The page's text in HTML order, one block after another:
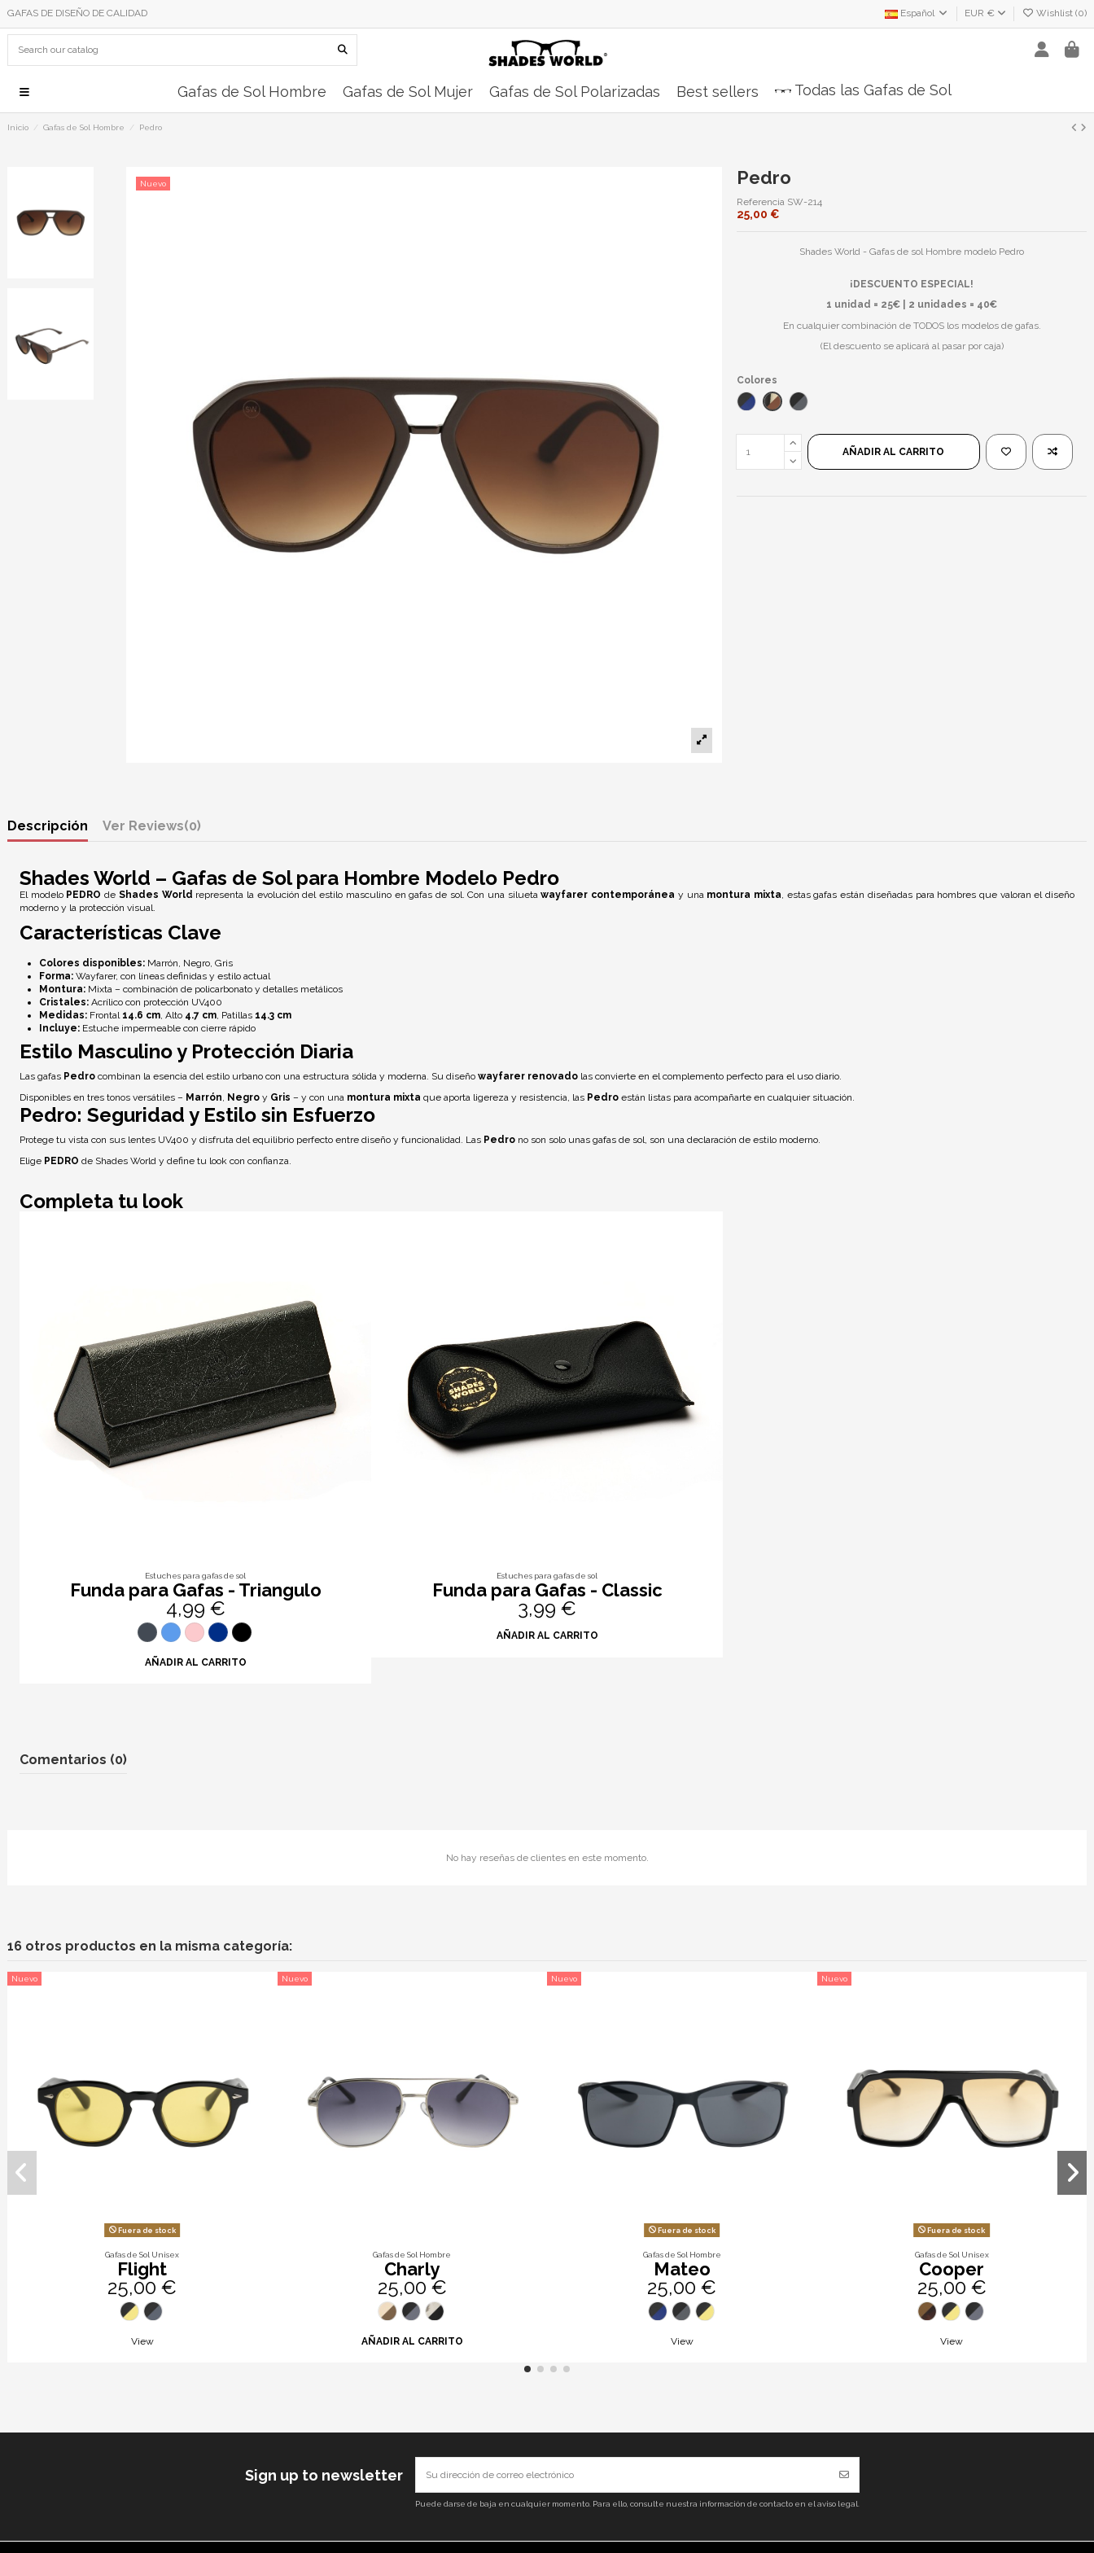
GAFAS DE DISEÑO DE CALIDAD Español EUR € Wishlist (0)
Gafas de Sol Hombre Gafas de Sol Mujer Gafas de Sol Polarizadas Best sellers Todas las Gafas de Sol
Inicio Gafas de Sol Hombre Pedro
Nuevo Pedro
Referencia SW-214
25,00 €
Shades World - Gafas de sol Hombre modelo Pedro
¡DESCUENTO ESPECIAL!
1 unidad = 25€ | 2 unidades = 40€
En cualquier combinación de TODOS los modelos de gafas.
(El descuento se aplicará al pasar por caja)
Colores
Azul/NegroMarrón Beige/Marrón
Negro Mate/Negro
AÑADIR AL CARRITO
Descripción Reviews(0)
Shades World – Gafas de Sol para Hombre Modelo Pedro
El modelo PEDRO de Shades World representa la evolución del estilo masculino en gafas de sol. Con una siluetawayfarer contemporánea y una montura mixta , estas gafas están diseñadas para hombres que valoran el diseño
moderno y la protección visual.
Características Clave
Colores disponibles: Marrón, Negro, Gris
Forma: Wayfarer, con líneas definidas y estilo actual
Montura: Mixta – combinación de policarbonato y detalles metálicos
Cristales: Acrílico con protección UV400
Medidas: Frontal 14.6 cm, Alto 4.7 cm, Patillas 14.3 cm
Incluye: Estuche impermeable con cierre rápido
Estilo Masculino y Protección Diaria
Las gafas Pedro combinan la esencia del estilo urbano con una estructura sólida y moderna. Su diseño wayfarer renovado las convierte en el complemento perfecto para el uso diario.
Disponibles en tres tonos versátiles – Marrón, Negro y Gris – y con una montura mixta que aporta ligereza y resistencia, las Pedro están listas para acompañarte en cualquier situación.
Pedro: Seguridad y Estilo sin Esfuerzo
Protege tu vista con sus lentes UV400 y disfruta del equilibrio perfecto entre diseño y funcionalidad. Las Pedro no son solo unas gafas de sol, son una declaración de estilo moderno.
Elige PEDRO de Shades World y define tu look con confianza.
Completa tu look
Estuches para gafas de sol
Funda para Gafas - Triangulo
4,99 €
AÑADIR AL CARRITO
Estuches para gafas de sol
Funda para Gafas - Classic
3,99 €
AÑADIR AL CARRITO
Comentarios (0)
No hay reseñas de clientes en este momento.
16 otros productos en la misma categoría:
Nuevo
Fuera de stock
Gafas de Sol Unisex
Flight
25,00 €
View
Nuevo
Gafas de Sol Hombre
Charly
25,00 €
AÑADIR AL CARRITO
Nuevo
Fuera de stock
Gafas de Sol Hombre
Mateo
25,00 €
View
Nuevo
Fuera de stock
Gafas de Sol Unisex
Cooper
25,00 €
View
Sign up to newsletter
Puede darse de baja en cualquier momento. Para ello, consulte nuestra información de contacto en el aviso legal.